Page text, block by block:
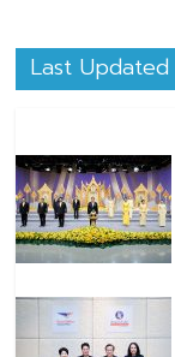
Last Updated